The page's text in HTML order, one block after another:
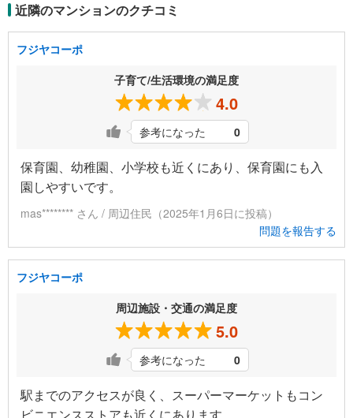
近隣のマンションのクチコミ
フジヤコーポ
子育て/生活環境の満足度
4.0
参考になった 0
保育園、幼稚園、小学校も近くにあり、保育園にも入
園しやすいです。
mas******** さん / 周辺住民（2025年1月6日に投稿）
問題を報告する
フジヤコーポ
周辺施設・交通の満足度
5.0
参考になった 0
駅までのアクセスが良く、スーパーマーケットもコン